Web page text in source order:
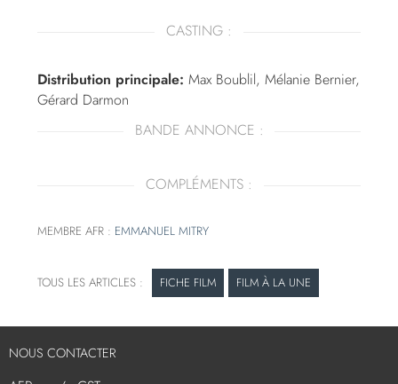
CASTING :
Distribution principale: Max Boublil, Mélanie Bernier,
Gérard Darmon
BANDE ANNONCE :
COMPLÉMENTS :
MEMBRE AFR : EMMANUEL MITRY
FICHE FILM FILM À LA UNE
NOUS CONTACTER